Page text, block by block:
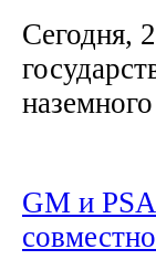
Сегодня,
GM и